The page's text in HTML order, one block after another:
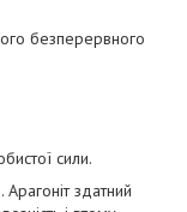
безперервного
сили.
здатний